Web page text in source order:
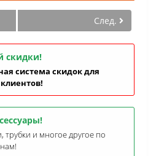
След.
скидки!
система скидок для
трубки и многое другое по